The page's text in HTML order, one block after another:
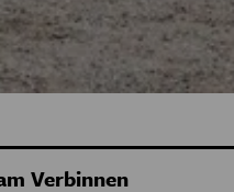
Verbinnen